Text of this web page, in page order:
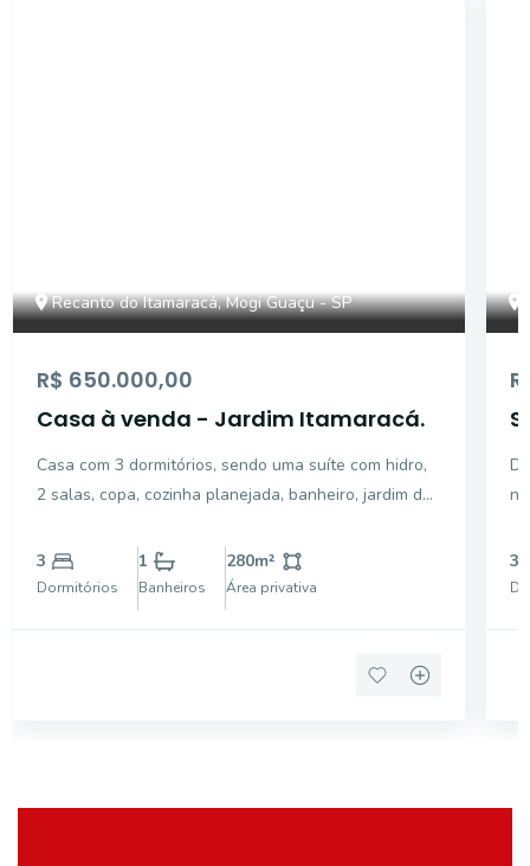
Recanto do Itamaracá, Mogi Guaçu - SP
R$ 650.000,00
Casa à venda - Jardim Itamaracá.
Casa com 3 dormitórios, sendo uma suíte com hidro,
2 salas, copa, cozinha planejada, banheiro, jardim de
varanda, área de serviço coberta, garagem para 2
carros.
3
Dormitórios
1
Banheiros
280m²
Área privativa
no
3